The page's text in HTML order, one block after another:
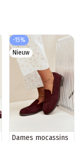
-15%
Nieuw
Dames mocassins